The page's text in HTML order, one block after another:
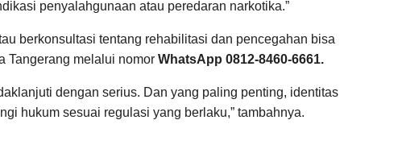
penyalahgunaan atau peredaran narkotika.”
berkonsultasi tentang rehabilitasi dan pencegahan bisa
Tangerang melalui nomor WhatsApp 0812-8460-6661.
dengan serius. Dan yang paling penting, identitas
hukum sesuai regulasi yang berlaku,” tambahnya.